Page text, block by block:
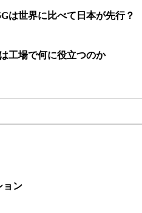
は世界に比べて日本が先行
工場で何に役立つのか
ョン